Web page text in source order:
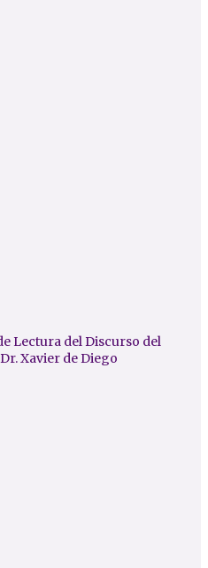
Lectura del Discurso del
Xavier de Diego